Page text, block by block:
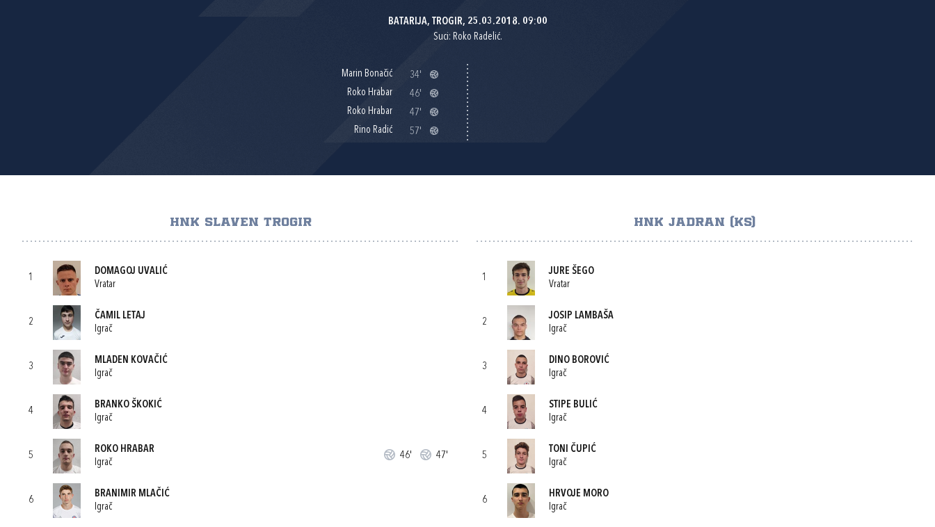
BATARIJA, TROGIR, 25.03.2018. 09:00
Suci: Roko Radelić.
Marin Bonačić
34'
Roko Hrabar
46'
Roko Hrabar
47'
Rino Radić
57'
HNK SLAVEN TROGIR
1
DOMAGOJ UVALIĆ
Vratar
2
ČAMIL LETAJ
Igrač
3
MLADEN KOVAČIĆ
Igrač
4
BRANKO ŠKOKIĆ
Igrač
5
ROKO HRABAR
Igrač
46' 47'
6
BRANIMIR MLAČIĆ
Igrač
HNK JADRAN (KS)
1
JURE ŠEGO
Vratar
2
JOSIP LAMBAŠA
Igrač
3
DINO BOROVIĆ
Igrač
4
STIPE BULIĆ
Igrač
5
TONI ČUPIĆ
Igrač
6
HRVOJE MORO
Igrač